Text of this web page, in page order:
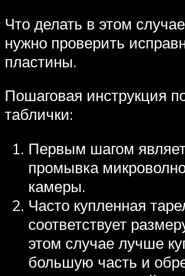
Что делать в этом
нужно проверить
пластины.
Пошаговая инструкция
таблички:
Первым шагом
промывка
камеры.
Часто купленная
соответствует
этом случае лучше
большую часть и